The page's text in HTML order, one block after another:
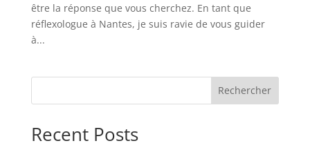
être la réponse que vous cherchez. En tant que
réflexologue à Nantes, je suis ravie de vous guider
à...
Rechercher
Recent Posts